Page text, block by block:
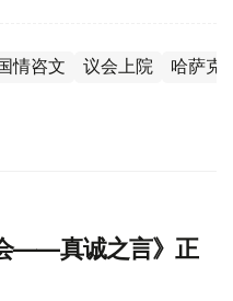
情咨文 议会上院 哈萨克
——真诚之言》正